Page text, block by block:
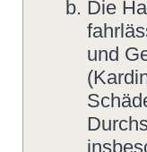
Die
und